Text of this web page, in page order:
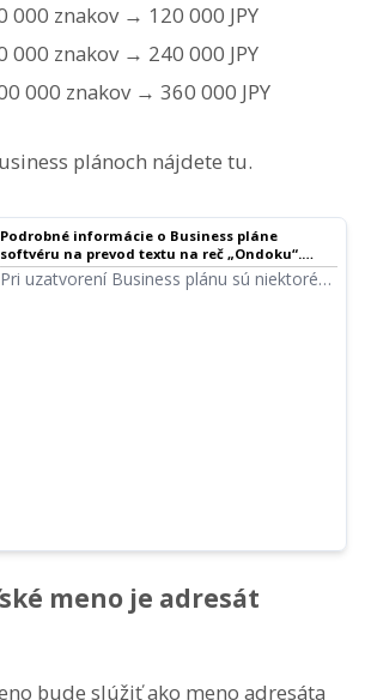
000 znakov → 120 000 JPY
000 znakov → 240 000 JPY
000 znakov → 360 000 JPY
plánoch nájdete tu.
Podrobné informácie o Business pláne
softvéru na prevod textu na reč „Ondoku“.
Funkcie, ceny atď. | Softvér na prevod textu na
reč Ondoku
Pri uzatvorení Business plánu sú niektoré
meno je adresát
bude slúžiť ako meno adresáta